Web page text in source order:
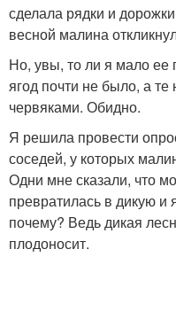
сделала рядки и
весной малина
Но, увы, то ли я мало ее
ягод почти не было, а
червяками. Обидно.
Я решила провести
соседей, у которых
Одни мне сказали, что
превратилась в дикую и
почему? Ведь дикая
плодоносит.